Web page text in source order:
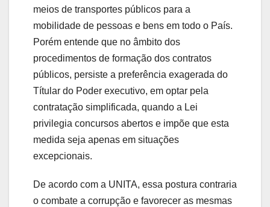
meios de transportes públicos para a
mobilidade de pessoas e bens em todo o País.
Porém entende que no âmbito dos
procedimentos de formação dos contratos
públicos, persiste a preferência exagerada do
Títular do Poder executivo, em optar pela
contratação simplificada, quando a Lei
privilegia concursos abertos e impõe que esta
medida seja apenas em situações
excepcionais.
De acordo com a UNITA, essa postura contraria
o combate a corrupção e favorecer as mesmas